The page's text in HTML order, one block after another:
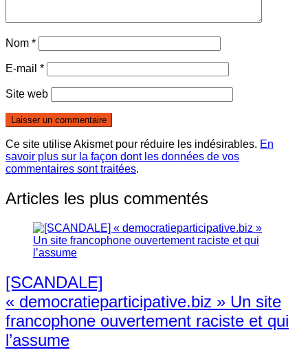
Nom *
E-mail *
Site web
Ce site utilise Akismet pour réduire les indésirables. En
savoir plus sur la façon dont les données de vos
commentaires sont traitées.
Articles les plus commentés
[SCANDALE]
« democratieparticipative.biz » Un site
francophone ouvertement raciste et qui
l’assume